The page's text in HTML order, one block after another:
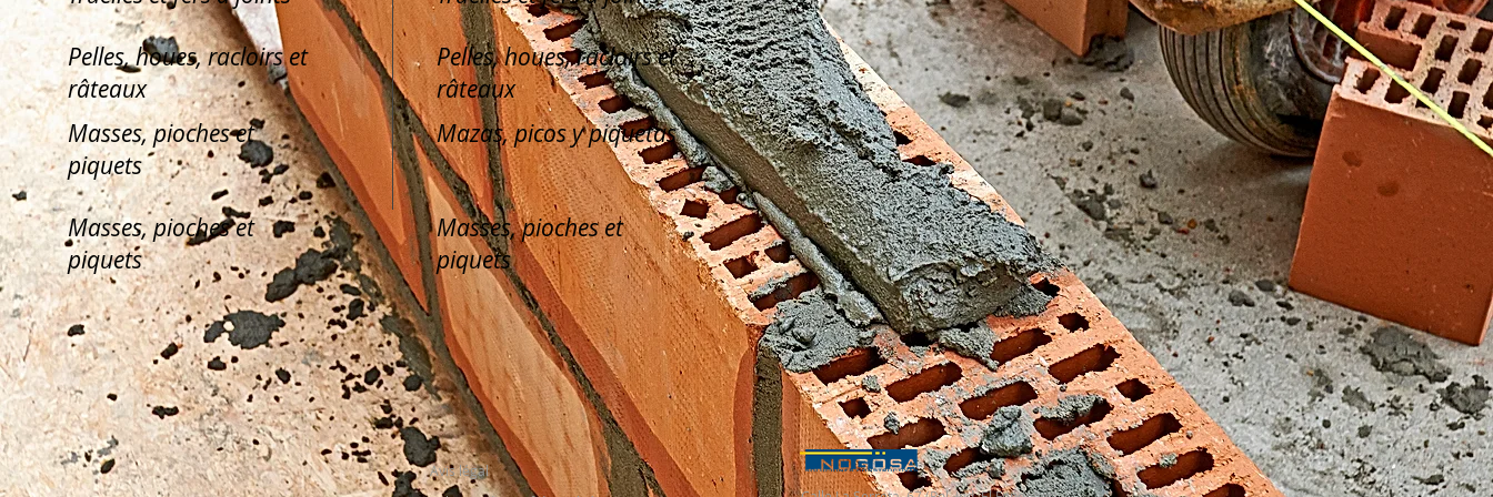
Pelles, houes, racloirs et
râteaux
Pelles, houes, racloirs et
râteaux
Masses, pioches et
piquets
Mazas, picos y piquetas
Masses, pioches et
piquets
Masses, pioches et
piquets
Avis légal